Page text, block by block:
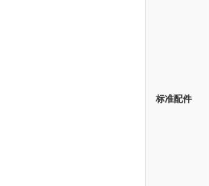
标准配件